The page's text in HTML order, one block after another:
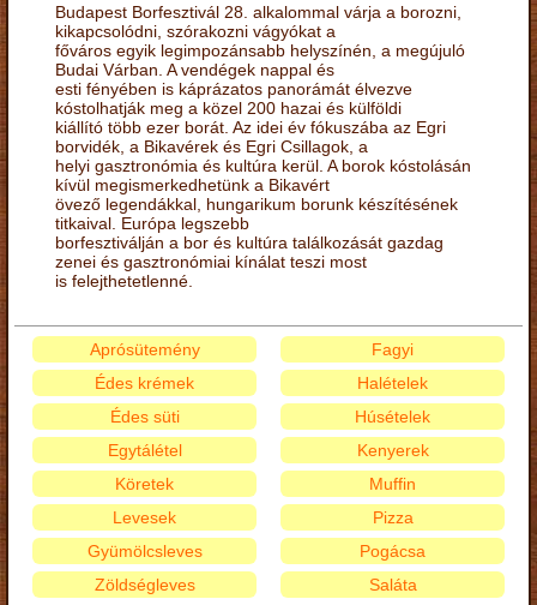
Budapest Borfesztivál 28. alkalommal várja a borozni,
kikapcsolódni, szórakozni vágyókat a
főváros egyik legimpozánsabb helyszínén, a megújuló
Budai Várban. A vendégek nappal és
esti fényében is káprázatos panorámát élvezve
kóstolhatják meg a közel 200 hazai és külföldi
kiállító több ezer borát. Az idei év fókuszába az Egri
borvidék, a Bikavérek és Egri Csillagok, a
helyi gasztronómia és kultúra kerül. A borok kóstolásán
kívül megismerkedhetünk a Bikavért
övező legendákkal, hungarikum borunk készítésének
titkaival. Európa legszebb
borfesztiválján a bor és kultúra találkozását gazdag
zenei és gasztronómiai kínálat teszi most
is felejthetetlenné.
Aprósütemény
Édes krémek
Édes süti
Egytálétel
Fagyi
Halételek
Húsételek
Kenyerek
Köretek
Levesek
Gyümölcsleves
Zöldségleves
Muffin
Pizza
Pogácsa
Saláta